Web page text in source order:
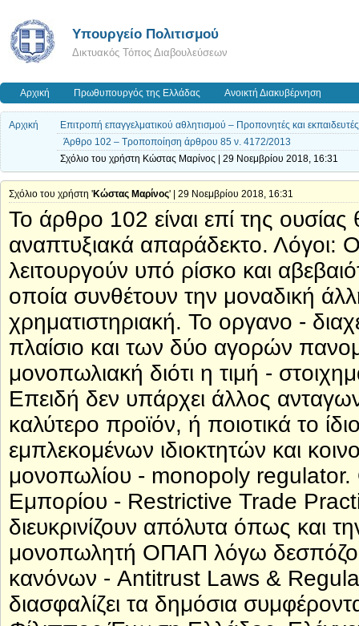
Υπουργείο Πολιτισμού
Δικτυακός Τόπος Διαβουλεύσεων
Αρχική Πρωθυπουργός της Ελλάδας Ανοικτή Διακυβέρνηση
Αρχική
Επιτροπή επαγγελματικού αθλητισμού – Προπονητές και
Άρθρο 102 – Τροποποίηση άρθρου 85 ν. 4172/2013
Σχόλιο του χρήστη Κώστας Μαρίνος | 29 Νοεμβρίου 2018, 16:31
Σχόλιο του χρήστη 'Κώστας Μαρίνος' | 29 Νοεμβρίου 2018, 16:31
Το άρθρο 102 είναι επί της ουσίας
αναπτυξιακά απαράδεκτο. Λόγοι:
λειτουργούν υπό ρίσκο και
οποία συνθέτουν την μοναδική
χρηματιστηριακή. Το οργανο -
πλαίσιο και των δύο αγορών
μονοπωλιακή διότι η τιμή -
Επειδή δεν υπάρχει άλλος
καλύτερο προϊόν, ή ποιοτικά το
εμπλεκομένων ιδιοκτητών και
μονοπωλίου - monopoly regulator.
Εμπορίου - Restrictive Trade
διευκρινίζουν απόλυτα όπως και
μονοπωλητή ΟΠΑΠ λόγω
κανόνων - Antitrust Laws &
διασφαλίζει τα δημόσια